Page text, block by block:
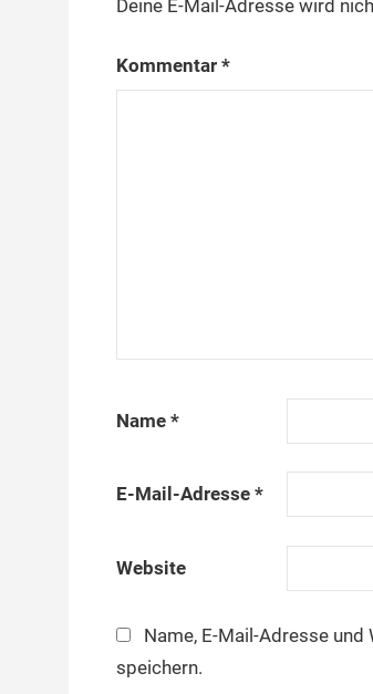
Deine E-Mail-Adresse wird
Kommentar *
Name *
E-Mail-Adresse *
Website
Name, E-Mail-Adresse
speichern.